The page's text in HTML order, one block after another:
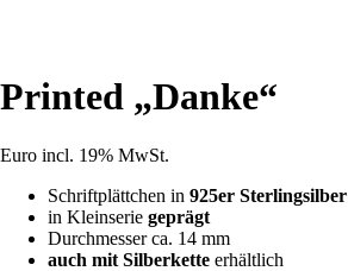
Printed „Danke“
Euro incl. 19% MwSt.
Schriftplättchen in 925er Sterlingsilber
in Kleinserie geprägt
Durchmesser ca. 14 mm
auch mit Silberkette erhältlich